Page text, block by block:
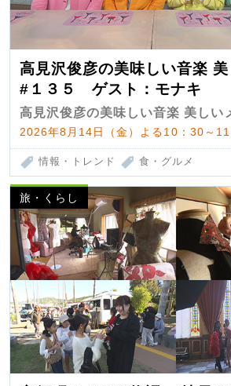
高見沢俊彦の美味しい音楽
#１３５ ゲスト：モナキ
高見沢俊彦の美味しい音楽 美しい
2026年8月14日（金）よる10：30～
情報・トレンド 食・グルメ
旅・くらし